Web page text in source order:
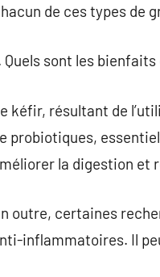
de ces types de
Quels sont les
kéfir, résultant de
probiotiques,
la digestion et
outre, certaines
inflammatoires. Il